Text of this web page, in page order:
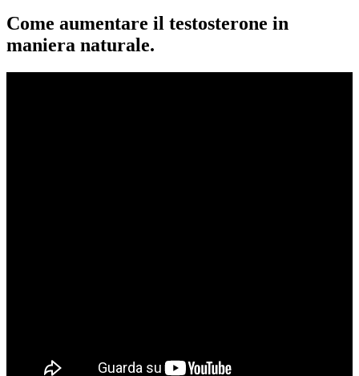
Come aumentare il testosterone in
maniera naturale.